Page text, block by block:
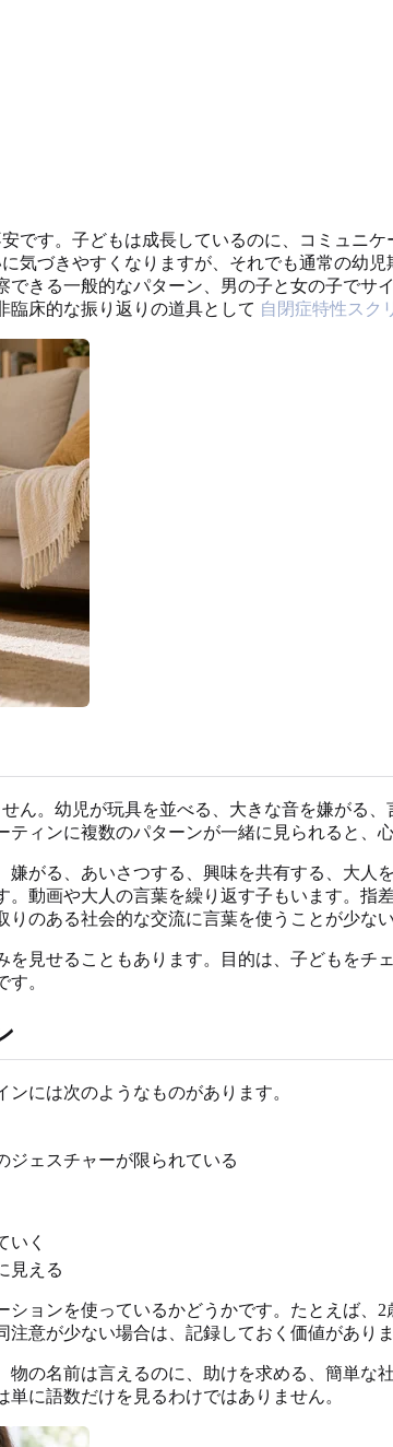
です。子どもは成長しているのに、コミュニ
気づきやすくなりますが、それでも通常の幼
きる一般的なパターン、男の子と女の子でサ
臨床的な振り返りの道具として 自閉症特性スク
ん。幼児が玩具を並べる、大きな音を嫌がる
ィンに複数のパターンが一緒に見られると、
がる、あいさつする、興味を共有する、大
動画や大人の言葉を繰り返す子もいます。指
のある社会的な交流に言葉を使うことが少ない
見せることもあります。目的は、子どもをチ
。
には次のようなものがあります。
ジェスチャーが限られている
いく
見える
ョンを使っているかどうかです。たとえば、
意が少ない場合は、記録しておく価値がありま
の名前は言えるのに、助けを求める、簡単な
に語数だけを見るわけではありません。